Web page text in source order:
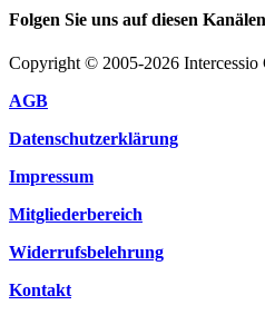
Folgen Sie uns auf diesen
Copyright © 2005-2026 Intercessio
AGB
Datenschutzerklärung
Impressum
Mitgliederbereich
Widerrufsbelehrung
Kontakt